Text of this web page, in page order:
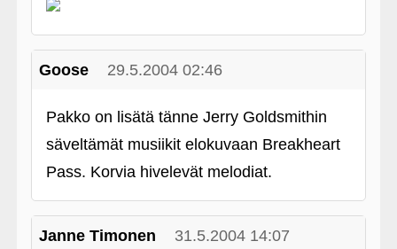
Goose 29.5.2004 02:46
Pakko on lisätä tänne Jerry Goldsmithin
säveltämät musiikit elokuvaan Breakheart
Pass. Korvia hivelevät melodiat.
Janne Timonen 31.5.2004 14:07